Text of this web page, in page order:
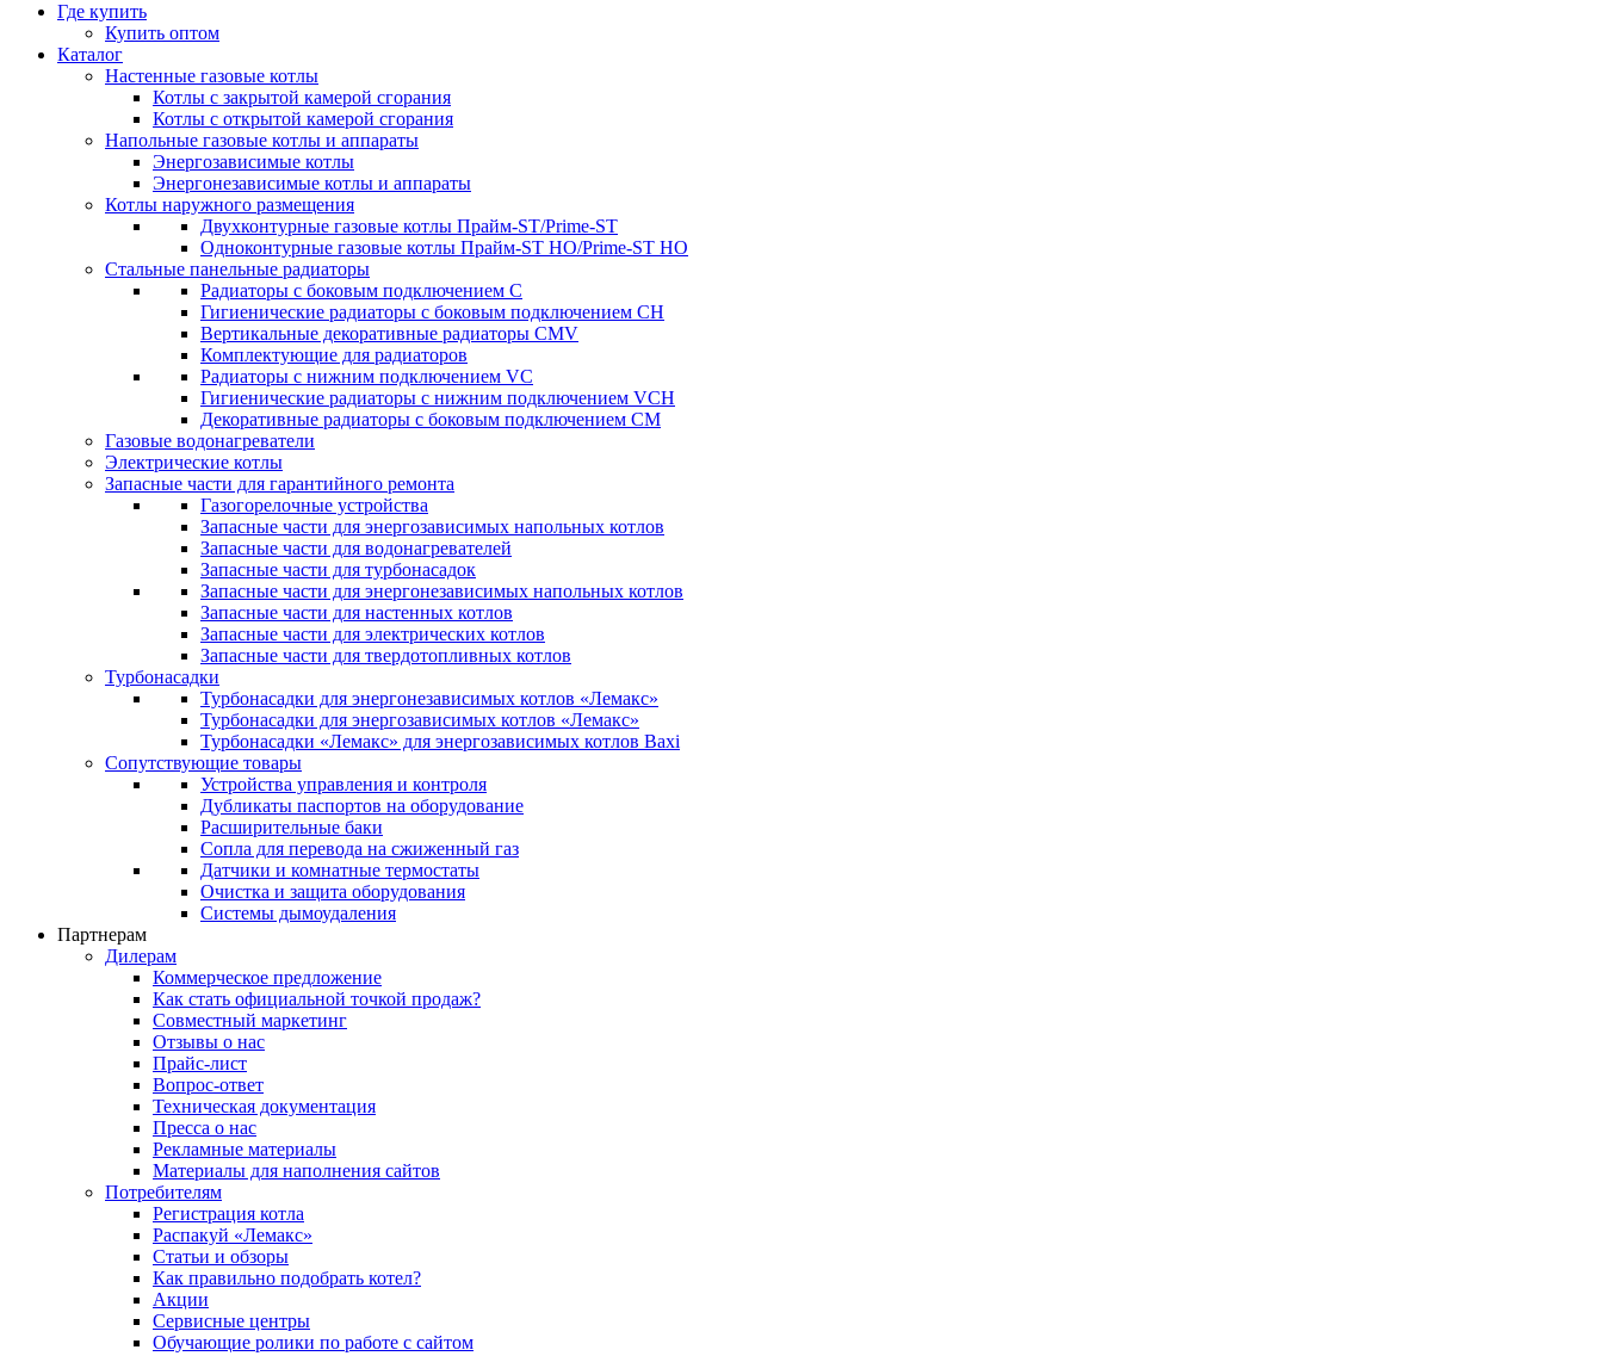
Где купить
Купить оптом
Каталог
Настенные газовые котлы
Котлы с закрытой камерой сгорания
Котлы с открытой камерой сгорания
Напольные газовые котлы и аппараты
Энергозависимые котлы
Энергонезависимые котлы и аппараты
Котлы наружного размещения
Двухконтурные газовые котлы Прайм-ST/Prime-ST
Одноконтурные газовые котлы Прайм-ST HO/Prime-ST HO
Стальные панельные радиаторы
Радиаторы c боковым подключением C
Гигиенические радиаторы c боковым подключением CH
Вертикальные декоративные радиаторы CMV
Комплектующие для радиаторов
Радиаторы c нижним подключением VC
Гигиенические радиаторы c нижним подключением VCH
Декоративные радиаторы с боковым подключением CM
Газовые водонагреватели
Электрические котлы
Запасные части для гарантийного ремонта
Газогорелочные устройства
Запасные части для энергозависимых напольных котлов
Запасные части для водонагревателей
Запасные части для турбонасадок
Запасные части для энергонезависимых напольных котлов
Запасные части для настенных котлов
Запасные части для электрических котлов
Запасные части для твердотопливных котлов
Турбонасадки
Турбонасадки для энергонезависимых котлов «Лемакс»
Турбонасадки для энергозависимых котлов «Лемакс»
Турбонасадки «Лемакс» для энергозависимых котлов Baxi
Сопутствующие товары
Устройства управления и контроля
Дубликаты паспортов на оборудование
Расширительные баки
Сопла для перевода на сжиженный газ
Датчики и комнатные термостаты
Очистка и защита оборудования
Системы дымоудаления
Партнерам
Дилерам
Коммерческое предложение
Как стать официальной точкой продаж?
Совместный маркетинг
Отзывы о нас
Прайс-лист
Вопрос-ответ
Техническая документация
Пресса о нас
Рекламные материалы
Материалы для наполнения сайтов
Потребителям
Регистрация котла
Распакуй «Лемакс»
Статьи и обзоры
Как правильно подобрать котел?
Акции
Сервисные центры
Обучающие ролики по работе с сайтом